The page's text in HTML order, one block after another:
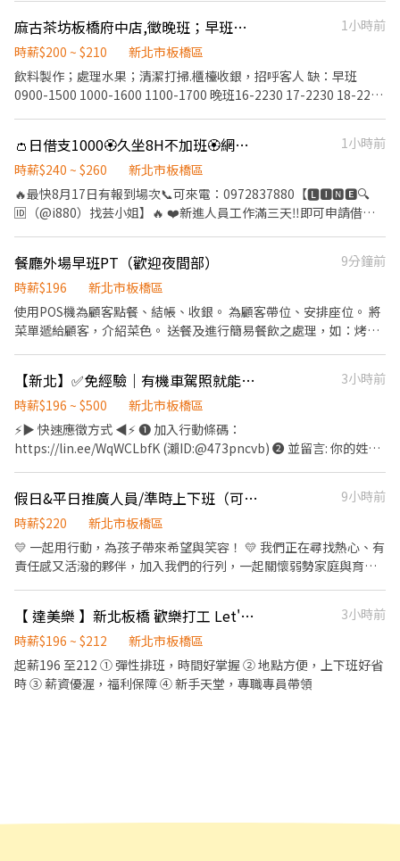
不需自己買坊間教材或是自編教材 (4) 上課時間彈性，由授課師先排
能配合的時段，再由補習班媒合學生
要能配合排班~~~ - 🔶【智取店所需條件】 • 有駕照、有機車，需
要支援鄰近智取店 • 可搬重10~15KG 物流箱 • 若沒有機車的話可
考慮蝦皮一般有人店應徵 - 🔶【時薪】:早班214晚班234 🔶【門店缺
額】 新北市板橋區四維路304號1樓 新北市板橋區滿平街75號1樓 新
橋區實踐路93巷31號1樓 新北市板橋區信義路150巷10號1樓 新北市
板橋區民權路257號1樓 - 🔸【依法投保】❶勞保。❷團保。❸勞
👇 🔜請加入專員窗口 : https://lin.ee/sSSCigY 加入後留言:姓名/電
話/找威利 安排面試 蝦皮(地區) ⛔無抽成無費用✊其他職缺也可詢問
👌安心就業免煩惱
麻古茶坊板橋府中店,徵晚班；早班人員
1小時前
時薪$200 ~ $210
新北市板橋區
飲料製作；處理水果；清潔打掃.櫃檯收銀，招呼客人 缺：早班
0900-1500 1000-1600 1100-1700 晚班16-2230 17-2230 18-2230
性，一週至少3-5天（週排班） 平均月時數90-120小時（不會沒班
上） 每次上班至少4-6小時 可依照自己的時間做調整..
👛日借支1000🏵️久坐8H不加班🏵️網路光纖🌐線材組裝檢驗
1小時前
時薪$240 ~ $260
新北市板橋區
🔥最快8月17日有報到場次📞可來電：0972837880【🅻🅸🅽🅴🔍
🆔（@i880）找芸小姐】🔥 ❤️新進人員工作滿三天‼️即可申請借支
中央路三段126巷】🚆永寧捷運站走5分 ╔════▼ 時間薪水
▼════╗ ⏰【固定日班】：08:00 ~ 16:30⭕不用加班 ❇️【薪
水】：💰高時薪$220 ➜ 1天✖️ 8H賺【✔️1,760元✖️當月工作天數】✚
出勤月獎金$1000▲ ➖➖➖➖➖➖➖➖➖ ✨直接下中班 ⏰【固定中
➖➖➖➖➖➖➖➖➖ ✨自選在日班08:00~16:30 or 中班16:00 ~ 00:30實
習一天 ⏰【固定夜班】：24:00 ~ 08:30⭕不用加班 ❇️【夜班薪
出勤月獎金$1000▲ ╔════▼ 工作重點 ▼════╗ ☑️【工作
內容】：5G光纖通訊線材➜小型機台操作、手工組裝、品檢 ✴️【超
高錄取】：久坐靜態為主，在冷氣房沒有嚴重手汗，零件【⚠️跟針
線一樣細小⚠️】 ☑️【休假制度】：周休二日【六日見紅休】 ☑️【用
餐休息】：日班用餐30分；中夜班用餐30分；間休各10分 ☑️【發薪
制度】：每月10發薪；可申請借支薪水方式❤️可周領半薪❤️預支
$1000/日 ╔════▼ 享有制度 ▼════╗ ❶.勞保、健保、團
保、勞退6％、三節
餐廳外場早班PT（歡迎夜間部）
9分鐘前
時薪$196
新北市板橋區
使用POS機為顧客點餐、結帳、收銀。 為顧客帶位、安排座位。 將
菜單遞給顧客，介紹菜色。 送餐及進行簡易餐飲之處理，如：烤麵
徵請注重禮貌，沒禮貌則不回覆。 🔹排班時間皆可討論，希望個性
活潑，有責任感的你/妳加入我們的團隊！
【新北】✅免經驗｜有機車駕照就能做🛵穩定排班💰收入自己決定
3小時前
時薪$196 ~ $500
新北市板橋區
⚡▶ 快速應徵方式 ◀⚡ ❶ 加入行動條碼：
https://lin.ee/WqWCLbfK (瀨ID:@473pncvb) ❷ 並留言: 你的姓名
計酬 多勞多得 實際依個人狀況為準 🥉隨便送的 4～6萬 🥈乖乖送的
6～8 萬 🥇努力送的 8～18萬 𖥔𖥔𖥔工作內容𖥔𖥔𖥔 ✅依系統指派進行
配送 ✅路線清楚、操作簡單，新手可上手 ✅熟悉後配送速度快、收
入更穩定 𖥔𖥔𖥔工作時段 / 排班方式𖥔𖥔𖥔 ⚡配送時間 08:00-17:00 ⚡
假日&平日推廣人員/準時上下班（可暑期）
9小時前
時薪$220
新北市板橋區
💛 一起用行動，為孩子帶來希望與笑容！ 💛 我們正在尋找熱心、有
責任感又活潑的夥伴，加入我們的行列，一起關懷弱勢家庭與育幼
▸ 喜歡與人互動、樂於助人 ▸ 個性開朗、主動積極、充滿熱情 ▸ 能久
站、體力佳、願意外出跑活動 ▸ 需具交通工具（機車或汽車） 🕗 支
援時間 08：00 - 17：00 （活動期間依需求彈性調整） ✨ 如果你相
信「善意會被傳遞」，歡迎加入我們，一起讓更多孩子看見希望 🌈
【 達美樂 】新北板橋 歡樂打工 Let's Go
3小時前
時薪$196 ~ $212
新北市板橋區
起薪196 至212 ① 彈性排班，時間好掌握 ② 地點方便，上下班好省
時 ③ 薪資優渥，福利保障 ④ 新手天堂，專職專員帶領